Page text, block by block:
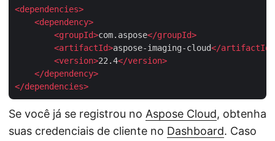
<dependencies>
<dependency>
<groupId>com.aspose</groupId>
<artifactId>aspose-imaging-cloud</artifactId
<version>22.4</version>
</dependency>
</dependencies>
Se você já se registrou no Aspose Cloud, obtenha
suas credenciais de cliente no Dashboard. Caso